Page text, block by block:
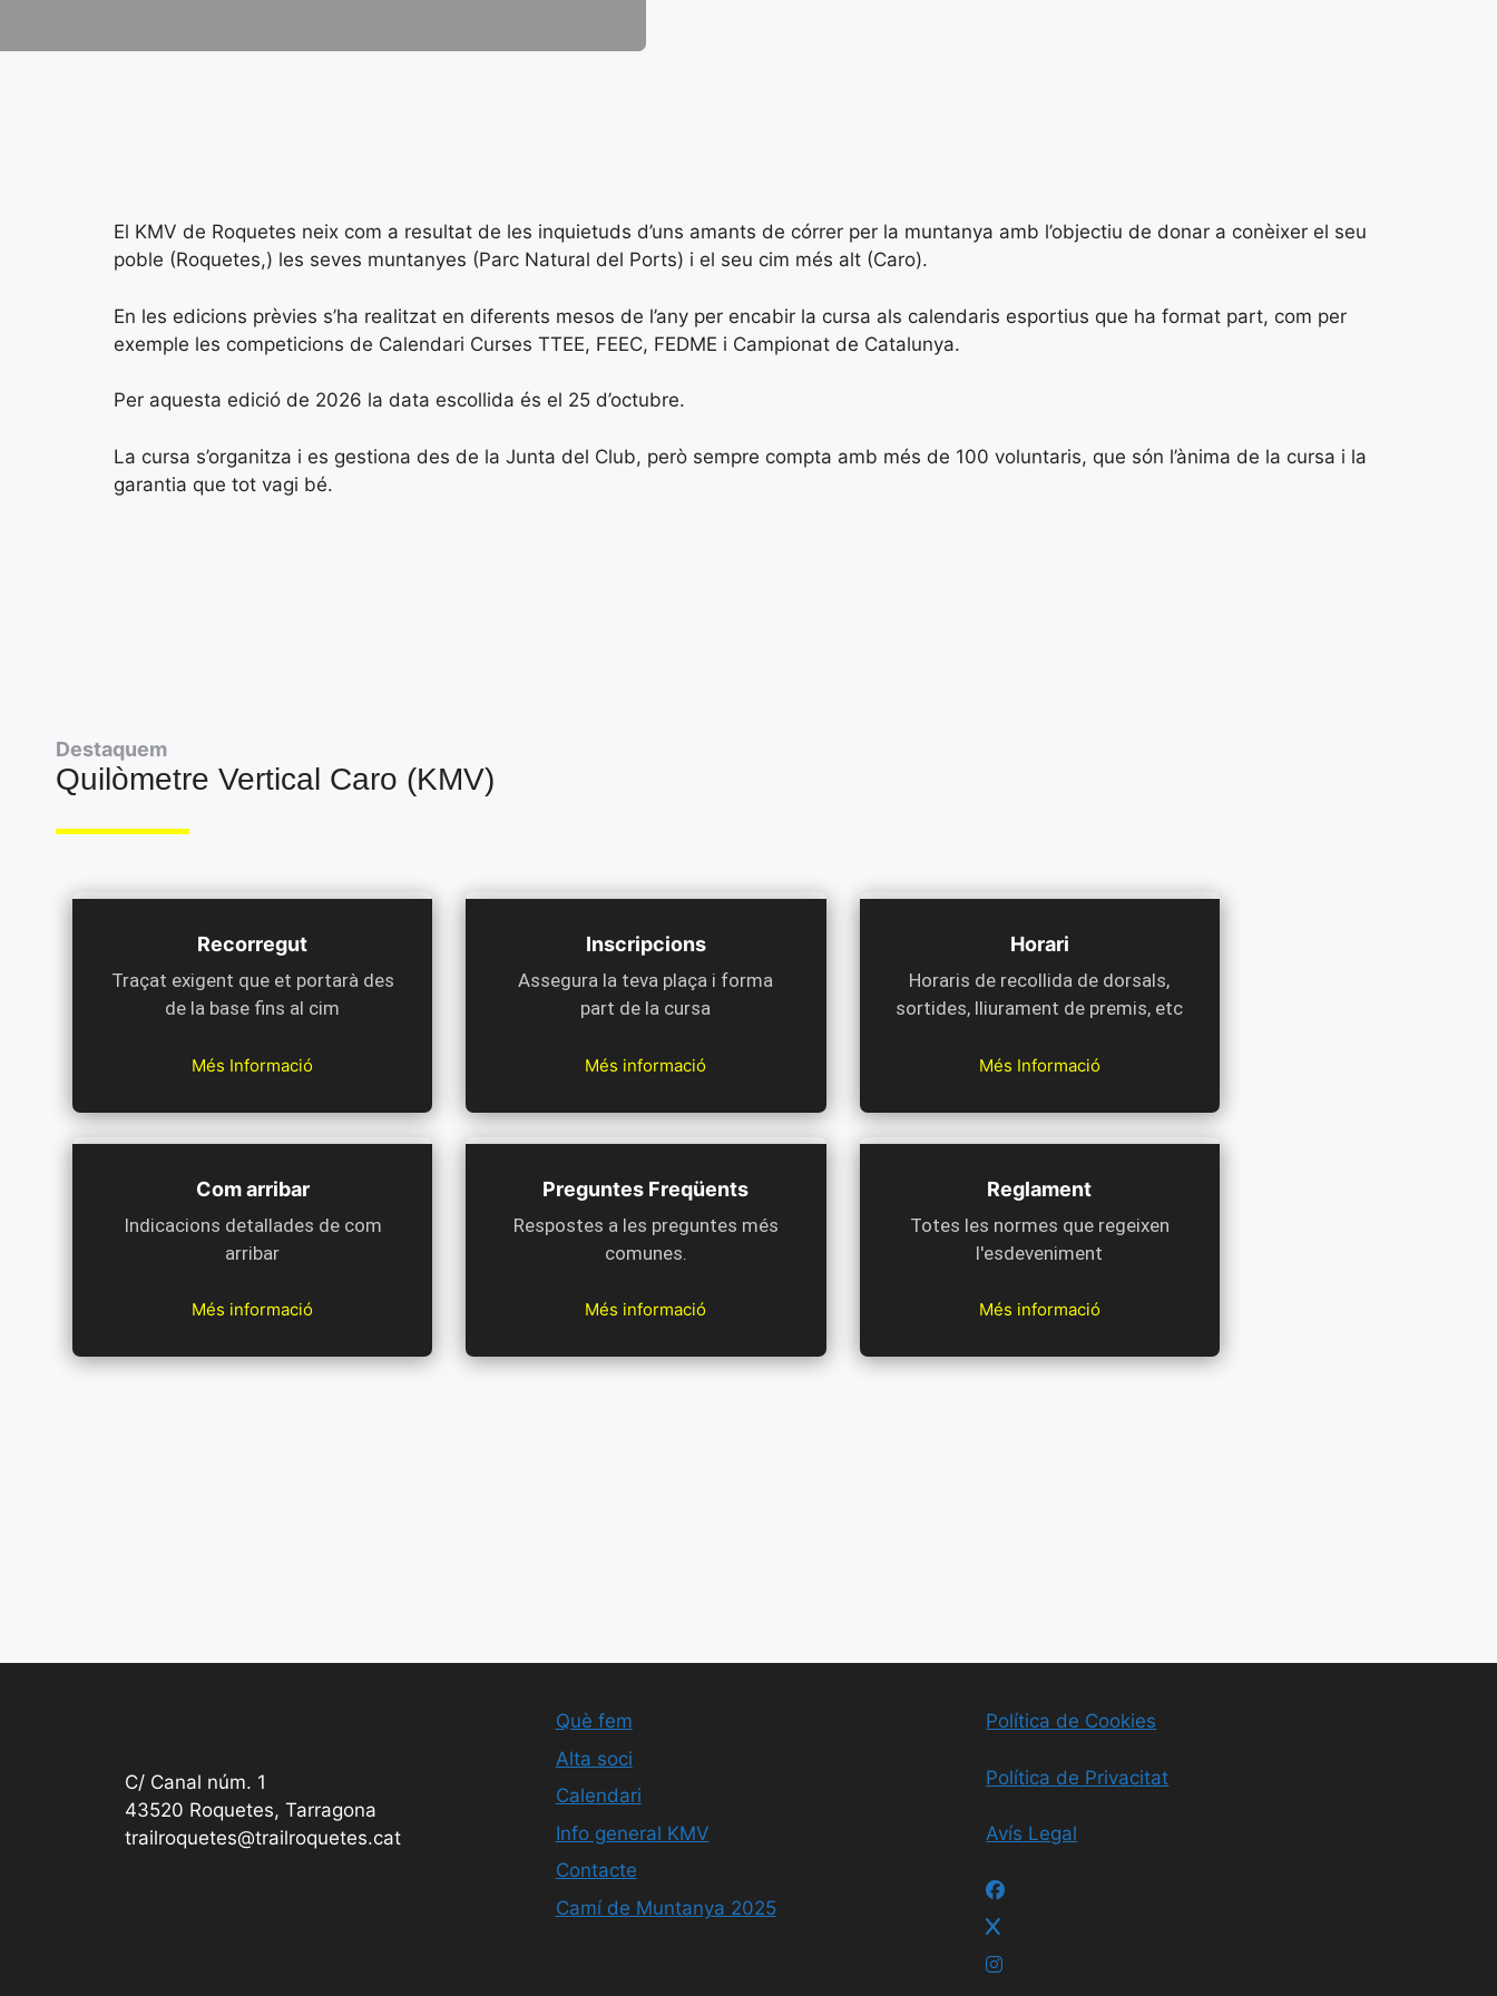
El KMV de Roquetes neix com a resultat de les inquietuds d’uns amants de córrer per la muntanya amb l’objectiu de donar a conèixer el seu
poble (Roquetes,) les seves muntanyes (Parc Natural del Ports) i el seu cim més alt (Caro).
En les edicions prèvies s’ha realitzat en diferents mesos de l’any per encabir la cursa als calendaris esportius que ha format part, com per
exemple les competicions de Calendari Curses TTEE, FEEC, FEDME i Campionat de Catalunya.
Per aquesta edició de 2026 la data escollida és el 25 d’octubre.
La cursa s’organitza i es gestiona des de la Junta del Club, però sempre compta amb més de 100 voluntaris, que són l’ànima de la cursa i la
garantia que tot vagi bé.
Destaquem
Quilòmetre Vertical Caro (KMV)
Recorregut
Traçat exigent que et portarà des
de la base fins al cim
Més Informació
Com arribar
Indicacions detallades de com
arribar
Més informació
Inscripcions
Assegura la teva plaça i forma
part de la cursa
Més informació
Preguntes Freqüents
Respostes a les preguntes més
comunes.
Més informació
Horari
Horaris de recollida de dorsals,
sortides, lliurament de premis, etc
Més Informació
Reglament
Totes les normes que regeixen
l'esdeveniment
Més informació
C/ Canal núm. 1
43520 Roquetes, Tarragona
trailroquetes@trailroquetes.cat
Què fem
Alta soci
Calendari
Info general KMV
Contacte
Camí de Muntanya 2025
Política de Cookies
Política de Privacitat
Avís Legal